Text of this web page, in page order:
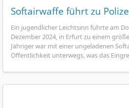
Softairwaffe führt zu
Ein jugendlicher Leichtsinn führte am
Dezember 2024, in Erfurt zu einem
Jähriger war mit einer ungeladenen
Öffentlichkeit unterwegs, was das